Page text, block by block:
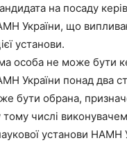
на посаду
України, що
установи.
особа не може бути
України понад два
бути обрана,
тому числі виконувачем
установи НАМН